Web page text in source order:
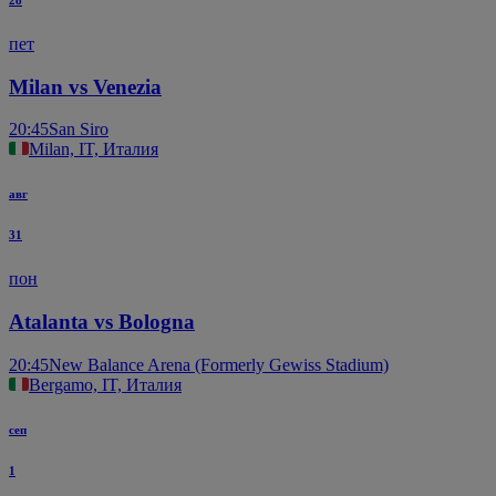
пет
Milan vs Venezia
20:45San Siro
Milan, IT, Италия
авг
31
пон
Atalanta vs Bologna
20:45New Balance Arena (Formerly Gewiss Stadium)
Bergamo, IT, Италия
сеп
1